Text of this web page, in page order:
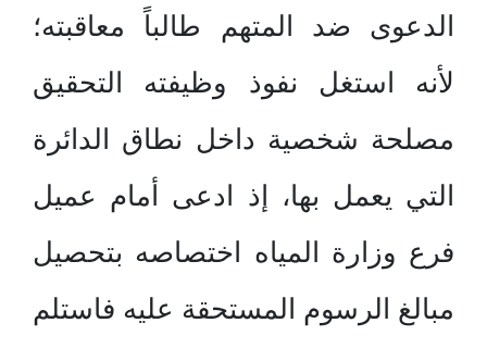
الدعوى ضد المتهم طالباً معاقبته؛
لأنه استغل نفوذ وظيفته التحقيق
مصلحة شخصية داخل نطاق الدائرة
التي يعمل بها، إذ ادعى أمام عميل
فرع وزارة المياه اختصاصه بتحصيل
مبالغ الرسوم المستحقة عليه فاستلم